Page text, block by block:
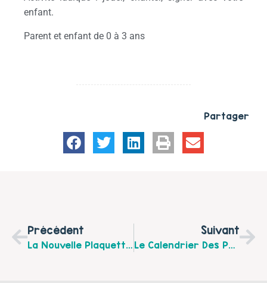
enfant.
Parent et enfant de 0 à 3 ans
Partager
Précédent
La Nouvelle Plaquette Pour La Saison 2022-2023
Suivant
Le Calendrier Des Parents EXTRAS Sept-Déc 2022